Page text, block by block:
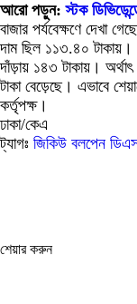
আরো পড়ুন:স্টক
বাজার পর্যবেক্ষণে দেখা
দাম ছিল ১১৩.৪০ টাকায়।
দাঁড়ায় ১৪৩ টাকায়।
টাকা বেড়েছে। এভাবে
কর্তৃপক্ষ।
ঢাকা/কেএ
ট্যাগঃ জিকিউ বলপেন
শেয়ার করুন